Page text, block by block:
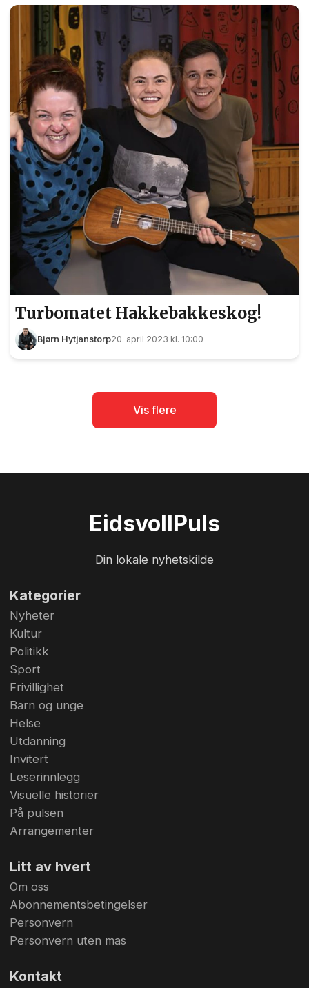
Turbomatet Hakkebakkeskog!
Bjørn Hytjanstorp20. april 2023 kl. 10:00
Vis flere
EidsvollPuls
Din lokale nyhetskilde
Kategorier
Nyheter
Kultur
Politikk
Sport
Frivillighet
Barn og unge
Helse
Utdanning
Invitert
Leserinnlegg
Visuelle historier
På pulsen
Arrangementer
Litt av hvert
Om oss
Abonnementsbetingelser
Personvern
Personvern uten mas
Kontakt